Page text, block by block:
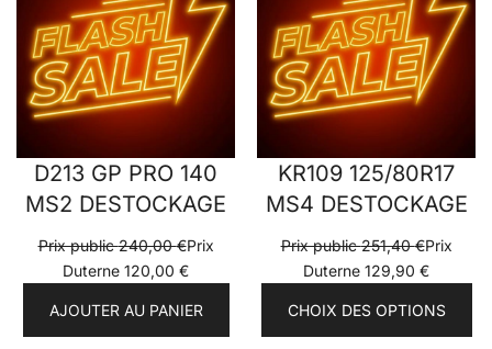
PROMOTION
D213 GP PRO 140
MS2 DESTOCKAGE
Prix public240,00€Prix
Duterne 120,00 €
AJOUTER AU PANIER
KR109 125/80R17
MS4 DESTOCKAGE
Prix public251,40€Prix
Duterne 129,90 €
CHOIX DES OPTIONS